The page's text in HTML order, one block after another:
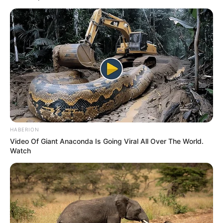
HABERION
Video Of Giant Anaconda Is Going Viral All Over The World.
Watch